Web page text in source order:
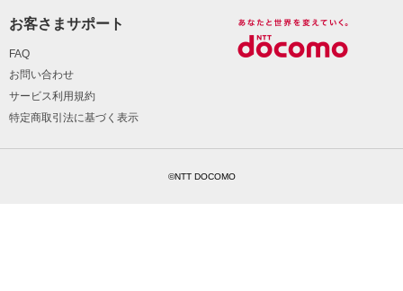
お客さまサポート
FAQ
お問い合わせ
サービス利用規約
特定商取引法に基づく表示
©NTT DOCOMO